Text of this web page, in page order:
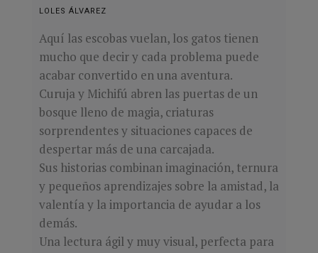
LOLES ÁLVAREZ
Aquí las escobas vuelan, los gatos tienen
mucho que decir y cada problema puede
acabar convertido en una aventura.
Curuja y Michifú abren las puertas de un
bosque lleno de magia, criaturas
sorprendentes y situaciones capaces de
despertar más de una carcajada.
Sus historias combinan imaginación, ternura
y pequeños aprendizajes sobre la amistad, la
valentía y la importancia de ayudar a los
demás.
Una lectura ágil y muy visual, perfecta para